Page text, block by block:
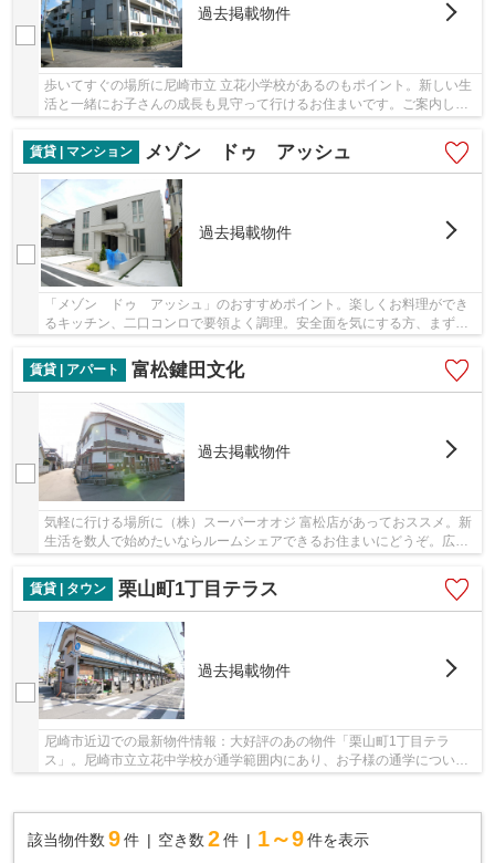
過去掲載物件
歩いてすぐの場所に尼崎市立 立花小学校があるのもポイント。新しい生
活と一緒にお子さんの成長も見守って行けるお住まいです。ご案内して
いるペット可能物件はペット好きに喜ばれる設...
賃貸 | マンション
メゾン ドゥ アッシュ
過去掲載物件
「メゾン ドゥ アッシュ」のおすすめポイント。楽しくお料理ができ
るキッチン、二口コンロで要領よく調理。安全面を気にする方、まずは
賃貸 | アパート
富松鍵田文化
過去掲載物件
気軽に行ける場所に（株）スーパーオオジ 富松店があっておススメ。新
生活を数人で始めたいならルームシェアできるお住まいにどうぞ。広さ
賃貸 | タウン
栗山町1丁目テラス
過去掲載物件
尼崎市近辺での最新物件情報：大好評のあの物件「栗山町1丁目テラ
ス」。尼崎市立立花中学校が通学範囲内にあり、お子様の通学について
該当物件数 9件 空き数 2 件 1～9 件を表示